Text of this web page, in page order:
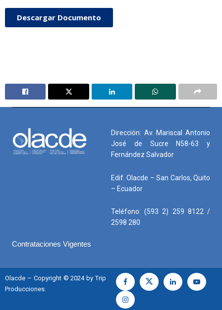
Descargar Documento
Dirección: Av. Mariscal Antonio
José de Sucre N58-63 y
Fernández Salvador
Edif. Olacde – San Carlos, Quito
– Ecuador
Teléfono: (593 2) 259 8122 /
2598 280
Contrataciones Vigentes
Olacde – Copyright © 2024 by Trip
Producciones.